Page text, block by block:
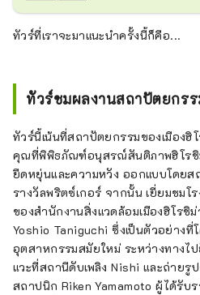
ทัวร์ที่เราจะมาแนะนำครั้งนี้ก็คือ...
ทัวร์ชมผลงานสถาปัตยกร
ทัวร์นี้เน้นที่สถาปัตยกรรมของเมืองฮิ
คุณที่พิพิธภัณฑ์อนุสรณ์สันติภาพฮิโรชิ
ยืดหยุ่นและความหวัง ออกแบบโดยส
รางวัลพริตซ์เกอร์ จากนั้น เยี่ยมชมโร
ของสำนักงานสิ่งแวดล้อมเมืองฮิโรชิ
Yoshio Taniguchi ซึ่งเป็นตัวอย่างที่
อุตสาหกรรมสมัยใหม่ ระหว่างทางไ
แวะที่สถานีดับเพลิง Nishi และถ่ายรู
สถาปนิก Riken Yamamoto ผู้ได้รั